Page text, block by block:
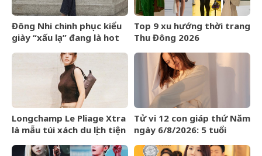
Đông Nhi chinh phục kiểu
giày “xấu lạ” đang là hot
Top 9 xu hướng thời trang
Thu Đông 2026
Longchamp Le Pliage Xtra
là mẫu túi xách du lịch tiện
Tử vi 12 con giáp thứ Năm
ngày 6/8/2026: 5 tuổi